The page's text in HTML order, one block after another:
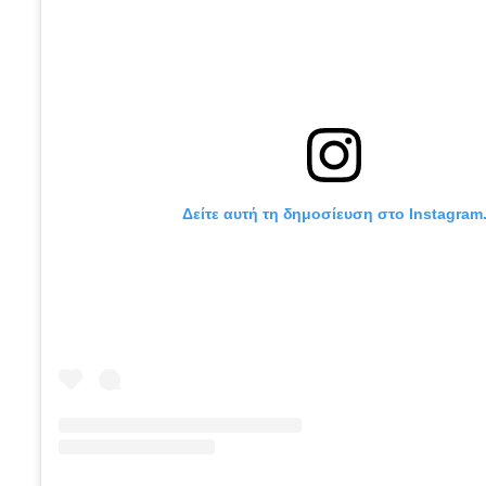
Δείτε αυτή τη δημοσίευση στο Instagram.